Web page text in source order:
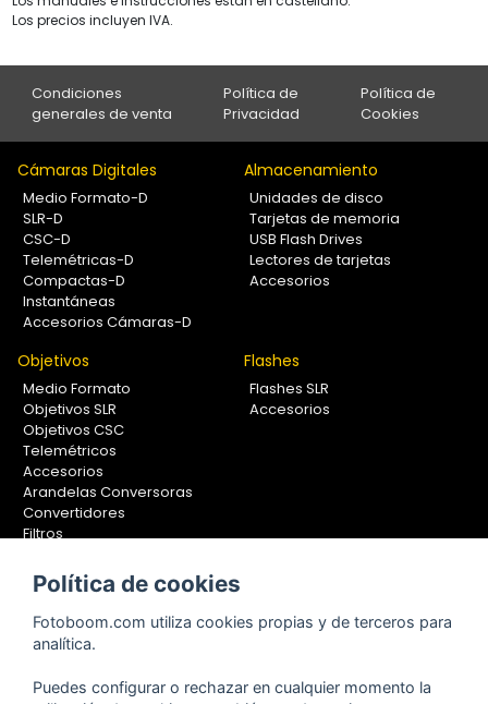
Los precios incluyen IVA.
Condiciones
generales de venta
Política de
Privacidad
Política de
Cookies
Cámaras Digitales
Medio Formato-D
SLR-D
CSC-D
Telemétricas-D
Compactas-D
Instantáneas
Accesorios Cámaras-D
Almacenamiento
Unidades de disco
Tarjetas de memoria
USB Flash Drives
Lectores de tarjetas
Accesorios
Objetivos
Medio Formato
Objetivos SLR
Objetivos CSC
Telemétricos
Accesorios
Arandelas Conversoras
Convertidores
Filtros
Calibradores
Flashes
Flashes SLR
Accesorios
Soportes Fotografía
Monopiés
Trípodes
Política de cookies
Fotoboom.com utiliza cookies propias y de terceros para
analítica.
Puedes configurar o rechazar en cualquier momento la